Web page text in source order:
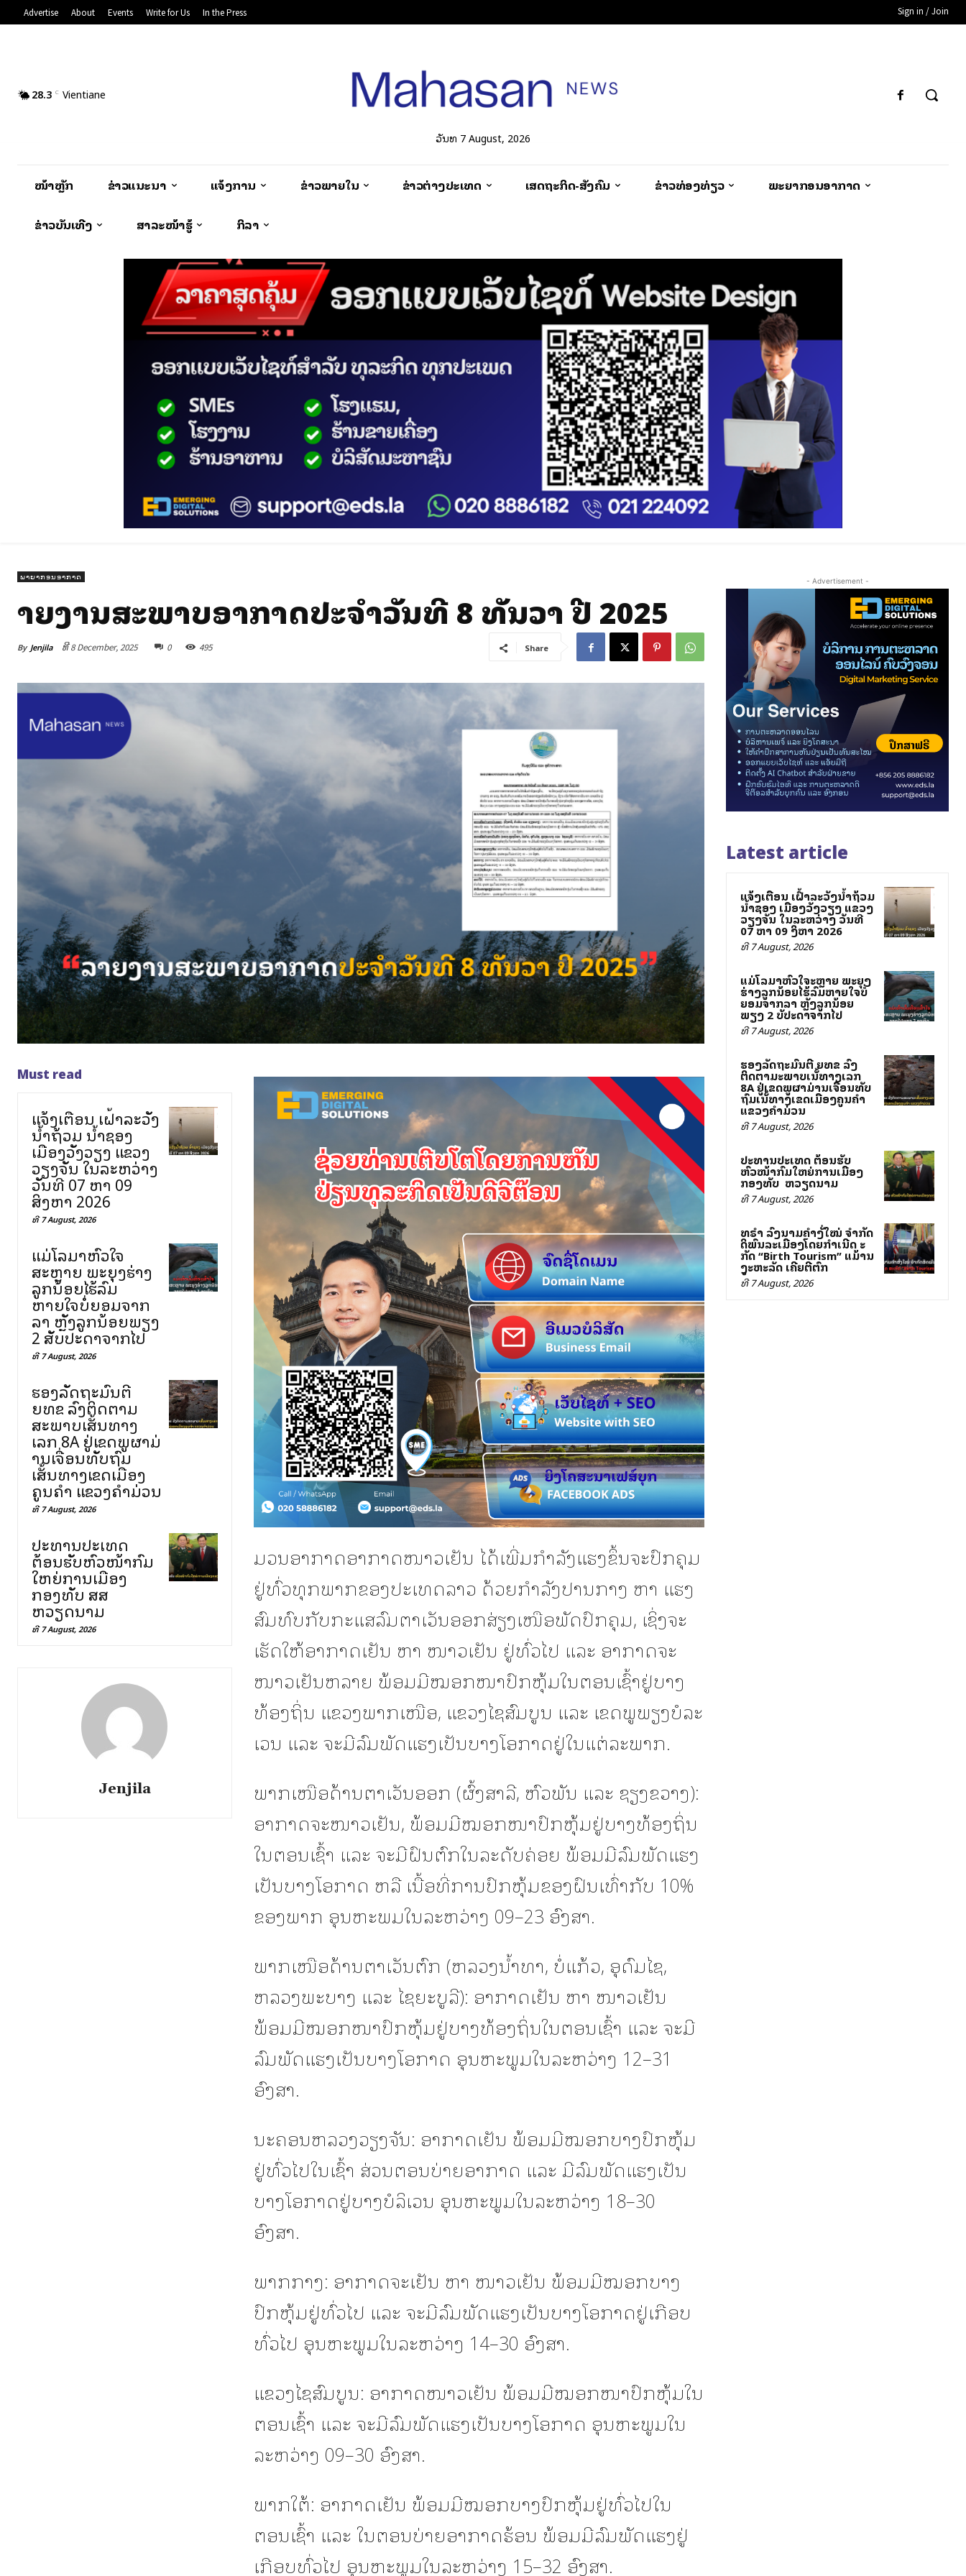
Advertise About Events Write for Us In the Press Sign in / Join
28.3 C Vientiane
ວັນທີ 7 August, 2026
ໜ້າຫຼັກ ຂ່າວແນະນຳ ແຈ້ງການ ຂ່າວພາຍໃນ ຂ່າວຕ່າງປະເທດ ເສດຖະກິດ-ສັງຄົມ ຂ່າວທ່ອງທ່ຽວ ພະຍາກອນອາກາດ
ຂ່າວບັນເທີງ ສາລະໜ້າຮູ້ ກິລາ
ພາຍາກອນອາກາດ
ລາຍງານສະພາບອາກາດປະຈໍາວັນທີ 8 ທັນວາ ປີ 2025
By Jenjila ທີ 8 December, 2025 0 495 Share
Must read
ແຈ້ງເຕືອນ ເຝົ້າລະວັງ
ນ້ຳຖ້ວມ ນ້ຳຊອງ
ເມືອງວັງວຽງ ແຂວງ
ວຽງຈັນ ໃນລະຫວ່າງ
ວັນທີ 07 ຫາ 09
ສິງຫາ 2026
ທີ 7 August, 2026
ແມ່ໂລມາຫົວໃຈ
ສະຫຼາຍ ພະຍຸງຮ່າງ
ລູກນ້ອຍໄຮ້ລົມ
ຫາຍໃຈບໍ່ຍອມຈາກ
ລາ ຫຼັງລູກນ້ອຍພຽງ
2 ສັບປະດາຈາກໄປ
ທີ 7 August, 2026
ຮອງລັດຖະມົນຕີ
ຍທຂ ລົງຕິດຕາມ
ສະພາບເສັ້ນທາງ
ເລກ 8A ຢູ່ເຂດພູຜາມ່
ານເຈື່ອນທັບຖົມ
ເສັ້ນທາງເຂດເມືອງ
ຄູນຄໍາ ແຂວງຄໍາມ່ວນ
ທີ 7 August, 2026
ປະທານປະເທດ
ຕ້ອນຮັບຫົວໜ້າກົມ
ໃຫຍ່ການເມືອງ
ກອງທັບ ສສ
ຫວຽດນາມ
ທີ 7 August, 2026
Jenjila
ມວນອາກາດອາກາດໜາວເຢັນ ໄດ້ເພີ່ມກໍາລັງແຮງຂຶ້ນຈະປົກຄຸມ
ຢູ່ທົ່ວທຸກພາກຂອງປະເທດລາວ ດ້ວຍກໍາລັງປານກາງ ຫາ ແຮງ
ສົມທົບກັບກະແສລົມຕາເວັນອອກສ່ຽງເໜືອພັດປົກຄຸມ, ເຊິ່ງຈະ
ເຮັດໃຫ້ອາກາດເຢັນ ຫາ ໜາວເຢັນ ຢູ່ທົ່ວໄປ ແລະ ອາກາດຈະ
ໜາວເຢັນຫລາຍ ພ້ອມມີໝອກໜາປົກຫຸ້ມໃນຕອນເຊົ້າຢູ່ບາງ
ທ້ອງຖິ່ນ ແຂວງພາກເໜືອ, ແຂວງໄຊສົມບູນ ແລະ ເຂດພູພຽງບໍລະ
ເວນ ແລະ ຈະມີລົມພັດແຮງເປັນບາງໂອກາດຢູ່ໃນແຕ່ລະພາກ.
ພາກເໜືອດ້ານຕາເວັນອອກ (ຜົ້ງສາລີ, ຫົວພັນ ແລະ ຊຽງຂວາງ):
ອາກາດຈະໜາວເຢັນ, ພ້ອມມີໝອກໜາປົກຫຸ້ມຢູ່ບາງທ້ອງຖິ່ນ
ໃນຕອນເຊົ້າ ແລະ ຈະມີຝົນຕົກໃນລະດັບຄ່ອຍ ພ້ອມມີລົມພັດແຮງ
ເປັນບາງໂອກາດ ຫລື ເນື້ອທີ່ການປົກຫຸ້ມຂອງຝົນເທົ່າກັບ 10%
ຂອງພາກ ອຸນຫະພມໃນລະຫວ່າງ 09–23 ອົງສາ.
ພາກເໜືອດ້ານຕາເວັນຕົກ (ຫລວງນ້ຳທາ, ບໍ່ແກ້ວ, ອຸດົມໄຊ,
ຫລວງພະບາງ ແລະ ໄຊຍະບູລີ): ອາກາດເຢັນ ຫາ ໜາວເຢັນ
ພ້ອມມີໝອກໜາປົກຫຸ້ມຢູ່ບາງທ້ອງຖິ່ນໃນຕອນເຊົ້າ ແລະ ຈະມີ
ລົມພັດແຮງເປັນບາງໂອກາດ ອຸນຫະພູມໃນລະຫວ່າງ 12–31
ອົງສາ.
ນະຄອນຫລວງວຽງຈັນ: ອາກາດເຢັນ ພ້ອມມີໝອກບາງປົກຫຸ້ມ
ຢູ່ທົ່ວໄປໃນເຊົ້າ ສ່ວນຕອນບ່າຍອາກາດ ແລະ ມີລົມພັດແຮງເປັນ
ບາງໂອກາດຢູ່ບາງບໍລິເວນ ອຸນຫະພູມໃນລະຫວ່າງ 18–30
ອົງສາ.
ພາກກາງ: ອາກາດຈະເຢັນ ຫາ ໜາວເຢັນ ພ້ອມມີໝອກບາງ
ປົກຫຸ້ມຢູ່ທົ່ວໄປ ແລະ ຈະມີລົມພັດແຮງເປັນບາງໂອກາດຢູ່ເກືອບ
ທົ່ວໄປ ອຸນຫະພູມໃນລະຫວ່າງ 14–30 ອົງສາ.
ແຂວງໄຊສົມບູນ: ອາກາດໜາວເຢັນ ພ້ອມມີໝອກໜາປົກຫຸ້ມໃນ
ຕອນເຊົ້າ ແລະ ຈະມີລົມພັດແຮງເປັນບາງໂອກາດ ອຸນຫະພູມໃນ
ລະຫວ່າງ 09–30 ອົງສາ.
ພາກໃຕ້: ອາກາດເຢັນ ພ້ອມມີໝອກບາງປົກຫຸ້ມຢູ່ທົ່ວໄປໃນ
ຕອນເຊົ້າ ແລະ ໃນຕອນບ່າຍອາກາດຮ້ອນ ພ້ອມມີລົມພັດແຮງຢູ່
ເກືອບທົ່ວໄປ ອຸນຫະພູມໃນລະຫວ່າງ 15–32 ອົງສາ.
- Advertisement -
Latest article
ແຈ້ງເຕືອນ ເຝົ້າລະວັງນ້ຳຖ້ວມ
ນ້ຳຊອງ ເມືອງວັງວຽງ ແຂວງ
ວຽງຈັນ ໃນລະຫວ່າງ ວັນທີ
07 ຫາ 09 ສິງຫາ 2026
ທີ 7 August, 2026
ແມ່ໂລມາຫົວໃຈສະຫຼາຍ ພະຍຸງ
ຮ່າງລູກນ້ອຍໄຮ້ລົມຫາຍໃຈບໍ່
ຍອມຈາກລາ ຫຼັງລູກນ້ອຍ
ພຽງ 2 ສັບປະດາຈາກໄປ
ທີ 7 August, 2026
ຮອງລັດຖະມົນຕີ ຍທຂ ລົງ
ຕິດຕາມສະພາບເສັ້ນທາງເລກ
8A ຢູ່ເຂດພູຜາມ່ານເຈື່ອນທັບ
ຖົມເສັ້ນທາງເຂດເມືອງຄູນຄໍາ
ແຂວງຄໍາມ່ວນ
ທີ 7 August, 2026
ປະທານປະເທດ ຕ້ອນຮັບ
ຫົວໜ້າກົມໃຫຍ່ການເມືອງ
ກອງທັບ ສສ ຫວຽດນາມ
ທີ 7 August, 2026
ທຣຳ ລົງນາມຄຳສັ່ງໃໝ່ ຈຳກັດ
ສິດພົນລະເມືອງໂດຍກຳເນີດ ສະ
ກັດ “Birth Tourism” ແມ້ສານ
ສູງສະຫະລັດ ເຄີຍຕີຕົກ
ທີ 7 August, 2026